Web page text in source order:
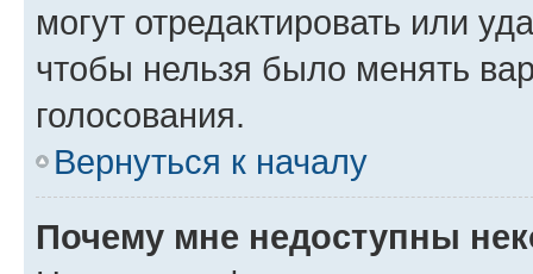
могут отредактировать или
чтобы нельзя было менять
голосования.
Вернуться к началу
Почему мне недоступны